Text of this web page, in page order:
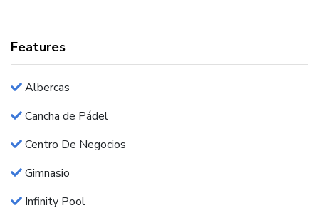
Features
Albercas
Cancha de Pádel
Centro De Negocios
Gimnasio
Infinity Pool